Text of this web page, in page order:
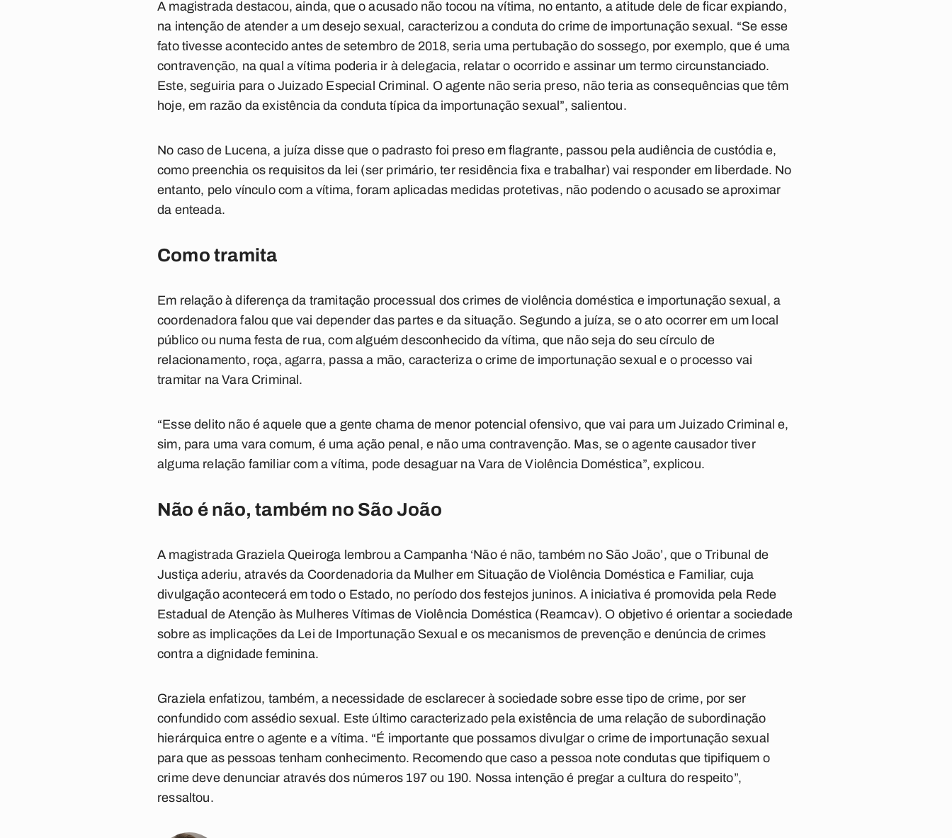
A magistrada destacou, ainda, que o acusado não tocou na vítima, no entanto, a atitude dele de ficar expiando,
na intenção de atender a um desejo sexual, caracterizou a conduta do crime de importunação sexual. “Se esse
fato tivesse acontecido antes de setembro de 2018, seria uma pertubação do sossego, por exemplo, que é uma
contravenção, na qual a vítima poderia ir à delegacia, relatar o ocorrido e assinar um termo circunstanciado.
Este, seguiria para o Juizado Especial Criminal. O agente não seria preso, não teria as consequências que têm
hoje, em razão da existência da conduta típica da importunação sexual”, salientou.
No caso de Lucena, a juíza disse que o padrasto foi preso em flagrante, passou pela audiência de custódia e,
como preenchia os requisitos da lei (ser primário, ter residência fixa e trabalhar) vai responder em liberdade. No
entanto, pelo vínculo com a vítima, foram aplicadas medidas protetivas, não podendo o acusado se aproximar
da enteada.
Como tramita
Em relação à diferença da tramitação processual dos crimes de violência doméstica e importunação sexual, a
coordenadora falou que vai depender das partes e da situação. Segundo a juíza, se o ato ocorrer em um local
público ou numa festa de rua, com alguém desconhecido da vítima, que não seja do seu círculo de
relacionamento, roça, agarra, passa a mão, caracteriza o crime de importunação sexual e o processo vai
tramitar na Vara Criminal.
“Esse delito não é aquele que a gente chama de menor potencial ofensivo, que vai para um Juizado Criminal e,
sim, para uma vara comum, é uma ação penal, e não uma contravenção. Mas, se o agente causador tiver
alguma relação familiar com a vítima, pode desaguar na Vara de Violência Doméstica”, explicou.
Não é não, também no São João
A magistrada Graziela Queiroga lembrou a Campanha ‘Não é não, também no São João’, que o Tribunal de
Justiça aderiu, através da Coordenadoria da Mulher em Situação de Violência Doméstica e Familiar, cuja
divulgação acontecerá em todo o Estado, no período dos festejos juninos. A iniciativa é promovida pela Rede
Estadual de Atenção às Mulheres Vítimas de Violência Doméstica (Reamcav). O objetivo é orientar a sociedade
sobre as implicações da Lei de Importunação Sexual e os mecanismos de prevenção e denúncia de crimes
contra a dignidade feminina.
Graziela enfatizou, também, a necessidade de esclarecer à sociedade sobre esse tipo de crime, por ser
confundido com assédio sexual. Este último caracterizado pela existência de uma relação de subordinação
hierárquica entre o agente e a vítima. “É importante que possamos divulgar o crime de importunação sexual
para que as pessoas tenham conhecimento. Recomendo que caso a pessoa note condutas que tipifiquem o
crime deve denunciar através dos números 197 ou 190. Nossa intenção é pregar a cultura do respeito”,
ressaltou.